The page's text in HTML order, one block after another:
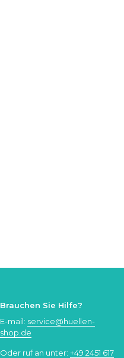
Brauchen Sie Hilfe?
E-mail: service@huellen-
shop.de
Oder ruf an unter: +49 2451 617